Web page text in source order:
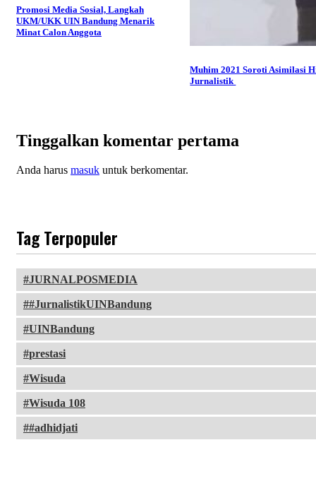
Promosi Media Sosial, Langkah
UKM/UKK UIN Bandung Menarik
Minat Calon Anggota
Muhim 2021 Soroti Asimilasi
Jurnalistik
Tinggalkan komentar pertama
Anda harus masuk untuk berkomentar.
Tag Terpopuler
JURNALPOSMEDIA
#JurnalistikUINBandung
UINBandung
prestasi
Wisuda
Wisuda 108
#adhidjati